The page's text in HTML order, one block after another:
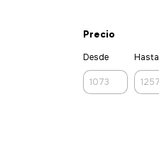
Precio
Desde Hasta